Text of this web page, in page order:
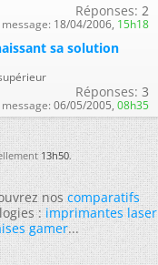
Réponses: 2
18/04/2006, 15h18
sa solution
Réponses: 3
06/05/2005, 08h35
13h50.
noscomparatifs
:imprimantes laser
gamer...